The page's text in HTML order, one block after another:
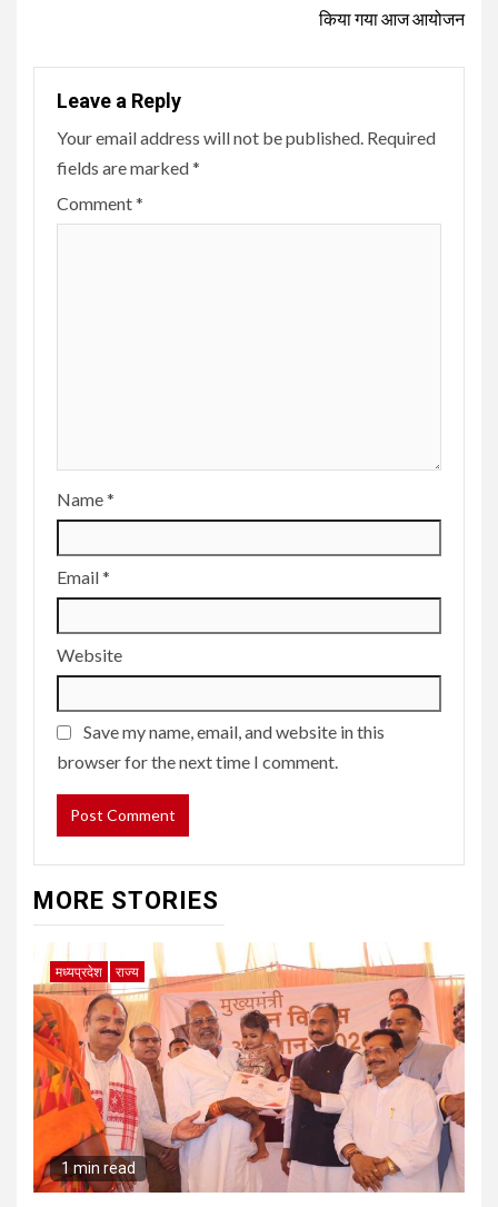
किया गया आज आयोजन
Leave a Reply
Your email address will not be published. Required
fields are marked*
Comment*
Name*
Email*
Website
Save my name, email, and website in this
browser for the next time I comment.
MORE STORIES
मध्यप्रदेश राज्य
1 min read